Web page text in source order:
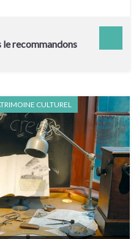
et se prolonge dans la
Grâce à un accès creusé
la plage des Tilleuls. À
le recommandons
CULTUREL